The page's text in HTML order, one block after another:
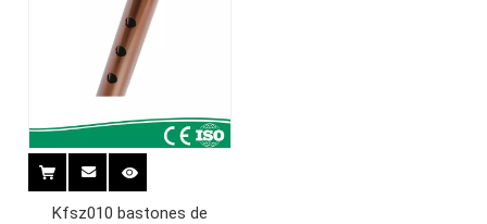
Kfsz010 bastones de